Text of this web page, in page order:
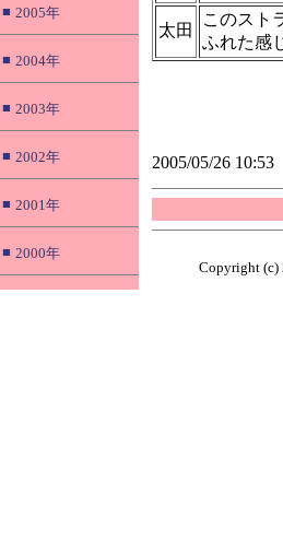
■ 2005年
■ 2004年
■ 2003年
■ 2002年
■ 2001年
■ 2000年
太田
このスト
ふれた感
2005/05/26 10:53
Copyright (c)